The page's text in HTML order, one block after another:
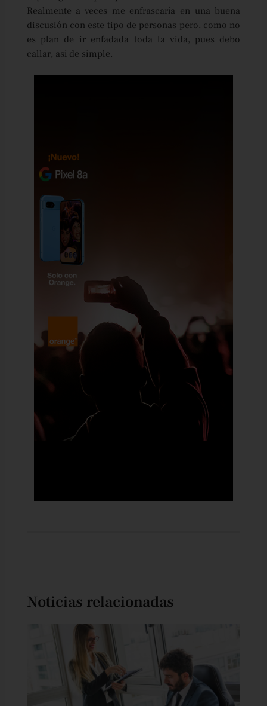
Realmente a veces me enfrascaría en una buena
discusión con este tipo de personas pero, como no
es plan de ir enfadada toda la vida, pues debo
callar, así de simple.
Noticias relacionadas